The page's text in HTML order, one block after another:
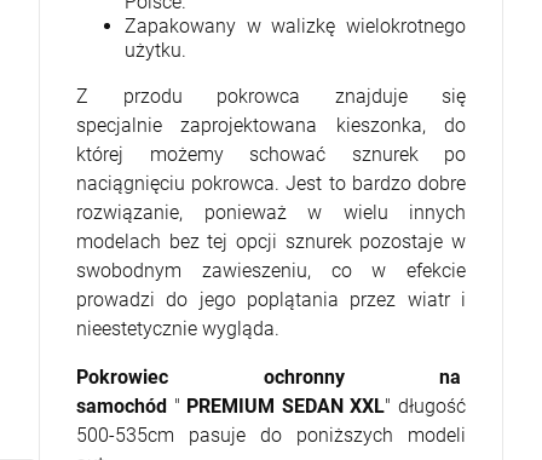
Zapakowany w walizkę wielokrotnego
użytku.
Z przodu pokrowca znajduje się
specjalnie zaprojektowana kieszonka, do
której możemy schować sznurek po
naciągnięciu pokrowca. Jest to bardzo dobre
rozwiązanie, ponieważ w wielu innych
modelach bez tej opcji sznurek pozostaje w
swobodnym zawieszeniu, co w efekcie
prowadzi do jego poplątania przez wiatr i
nieestetycznie wygląda.
Pokrowiec ochronny na
samochód " PREMIUM SEDAN XXL" długość
500-535cm pasuje do poniższych modeli